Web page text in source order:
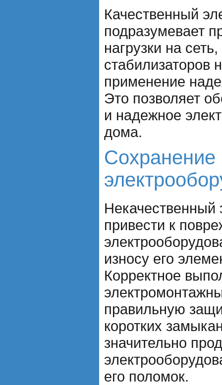
Качественный
подразумевает
нагрузки на
стабилизаторов
применение
Это позволяет
и надежное
дома.
Сохранение
Некачественный
привести к
износу его
Корректное
правильную
коротких
значительно
его поломок.